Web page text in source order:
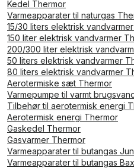
Kedel Thermor
Varmeapparater til naturgas
15/30 liters elektrisk
150 liter elektrisk vandvarmer
200/300 liter elektrisk
50 liters elektrisk vandvarmer
80 liters elektrisk vandvarmer
Aerotermiske sæt Thermor
Varmepumpe til varmt
Tilbehør til aerotermisk energi
Aerotermisk energi Thermor
Gaskedel Thermor
Gasvarmer Thermor
Varmeapparater til butangas
Varmeapparater til butangas